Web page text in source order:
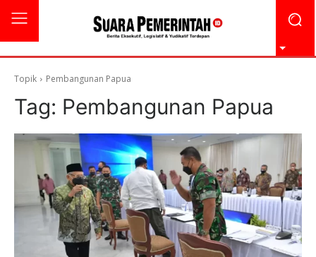
Topik Pembangunan Papua
Tag: Pembangunan Papua